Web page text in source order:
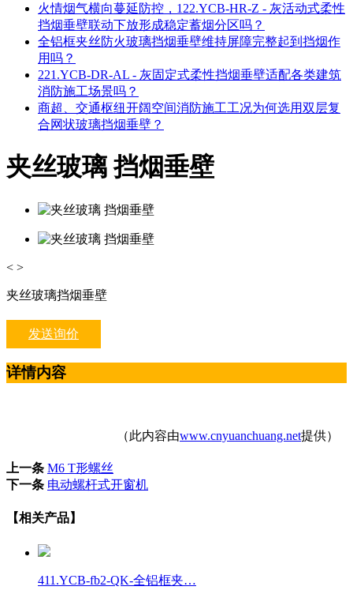
火情烟气横向蔓延防控，122.YCB-HR-Z - 灰活动式柔性
挡烟垂壁联动下放形成稳定蓄烟分区吗？
全铝框夹丝防火玻璃挡烟垂壁维持屏障完整起到挡烟作
用吗？
221.YCB-DR-AL - 灰固定式柔性挡烟垂壁适配各类建筑
消防施工场景吗？
商超、交通枢纽开阔空间消防施工工况为何选用双层复
合网状玻璃挡烟垂壁？
夹丝玻璃 挡烟垂壁
< >
夹丝玻璃挡烟垂壁
发送询价
详情内容
（此内容由www.cnyuanchuang.net提供）
上一条 M6 T形螺丝
下一条 电动螺杆式开窗机
【相关产品】
411.YCB-fb2-QK-全铝框夹…